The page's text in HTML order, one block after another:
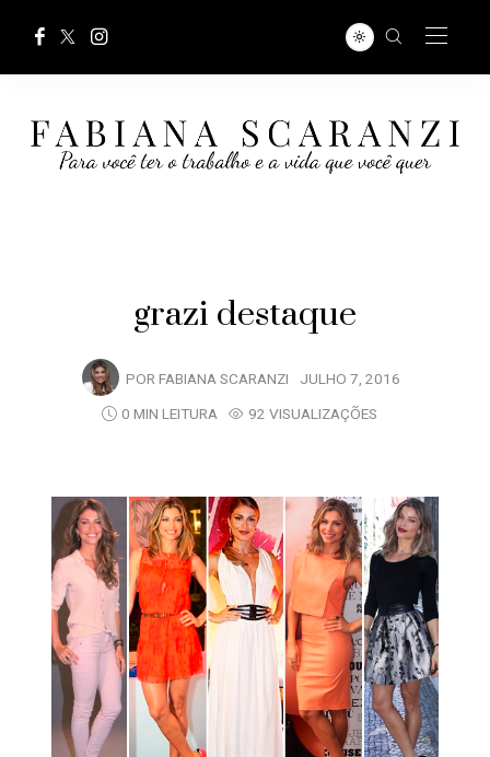
grazi destaque
POR FABIANA SCARANZI JULHO 7, 2016
0 MIN LEITURA
92 VISUALIZAÇÕES